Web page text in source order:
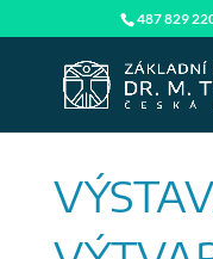
487 829